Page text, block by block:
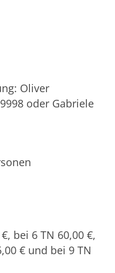
Oliver
oder Gabriele
bei 6 TN 60,00 €,
€ und bei 9 TN